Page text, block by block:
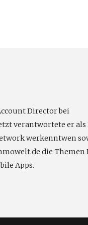
Director bei
verantwortete er als
werkenntwen
die Themen
Apps.